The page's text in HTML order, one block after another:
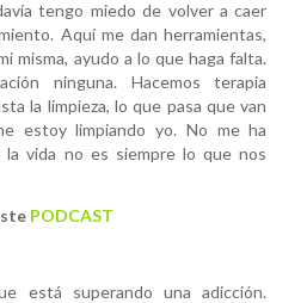
tengo miedo de volver a caer
Aquí me dan herramientas,
misma, ayudo a lo que haga falta.
ninguna. Hacemos terapia
la limpieza, lo que pasa que van
estoy limpiando yo. No me ha
la vida no es siempre lo que nos
PODCAST
está superando una adicción.